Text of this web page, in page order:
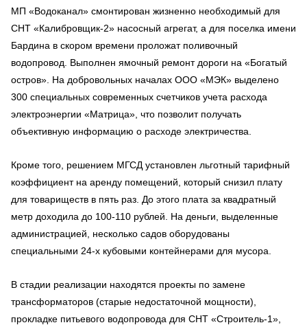
МП «Водоканал» смонтирован жизненно необходимый для
СНТ «Калибровщик-2» насосный агрегат, а для поселка имени
Бардина в скором времени проложат поливочный
водопровод. Выполнен ямочный ремонт дороги на «Богатый
остров». На добровольных началах ООО «МЭК» выделено
300 специальных современных счетчиков учета расхода
электроэнергии «Матрица», что позволит получать
объективную информацию о расходе электричества.
Кроме того, решением МГСД установлен льготный тарифный
коэффициент на аренду помещений, который снизил плату
для товариществ в пять раз. До этого плата за квадратный
метр доходила до 100-110 рублей. На деньги, выделенные
администрацией, несколько садов оборудованы
специальными 24-х кубовыми контейнерами для мусора.
В стадии реализации находятся проекты по замене
трансформаторов (старые недостаточной мощности),
прокладке питьевого водопровода для СНТ «Строитель-1»,